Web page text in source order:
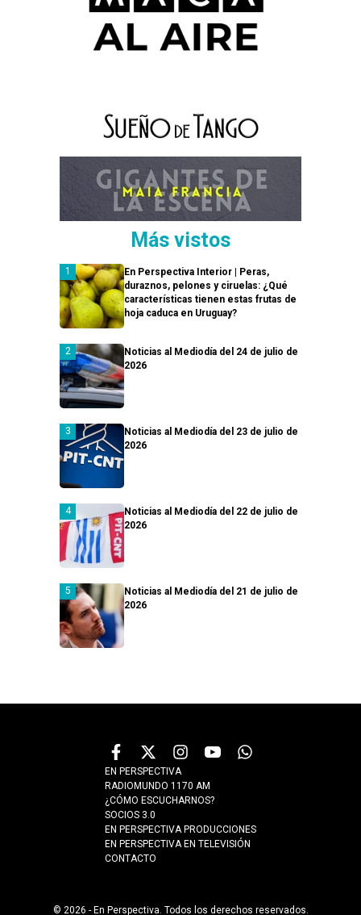
Más vistos
En Perspectiva Interior | Peras,
duraznos, pelones y ciruelas: ¿Qué
características tienen estas frutas de
hoja caduca en Uruguay?
Noticias al Mediodía del 24 de julio de
2026
Noticias al Mediodía del 23 de julio de
2026
Noticias al Mediodía del 22 de julio de
2026
Noticias al Mediodía del 21 de julio de
2026
EN PERSPECTIVA
RADIOMUNDO 1170 AM
¿CÓMO ESCUCHARNOS?
SOCIOS 3.0
EN PERSPECTIVA PRODUCCIONES
EN PERSPECTIVA EN TELEVISIÓN
CONTACTO
© 2026 - En Perspectiva. Todos los derechos reservados.